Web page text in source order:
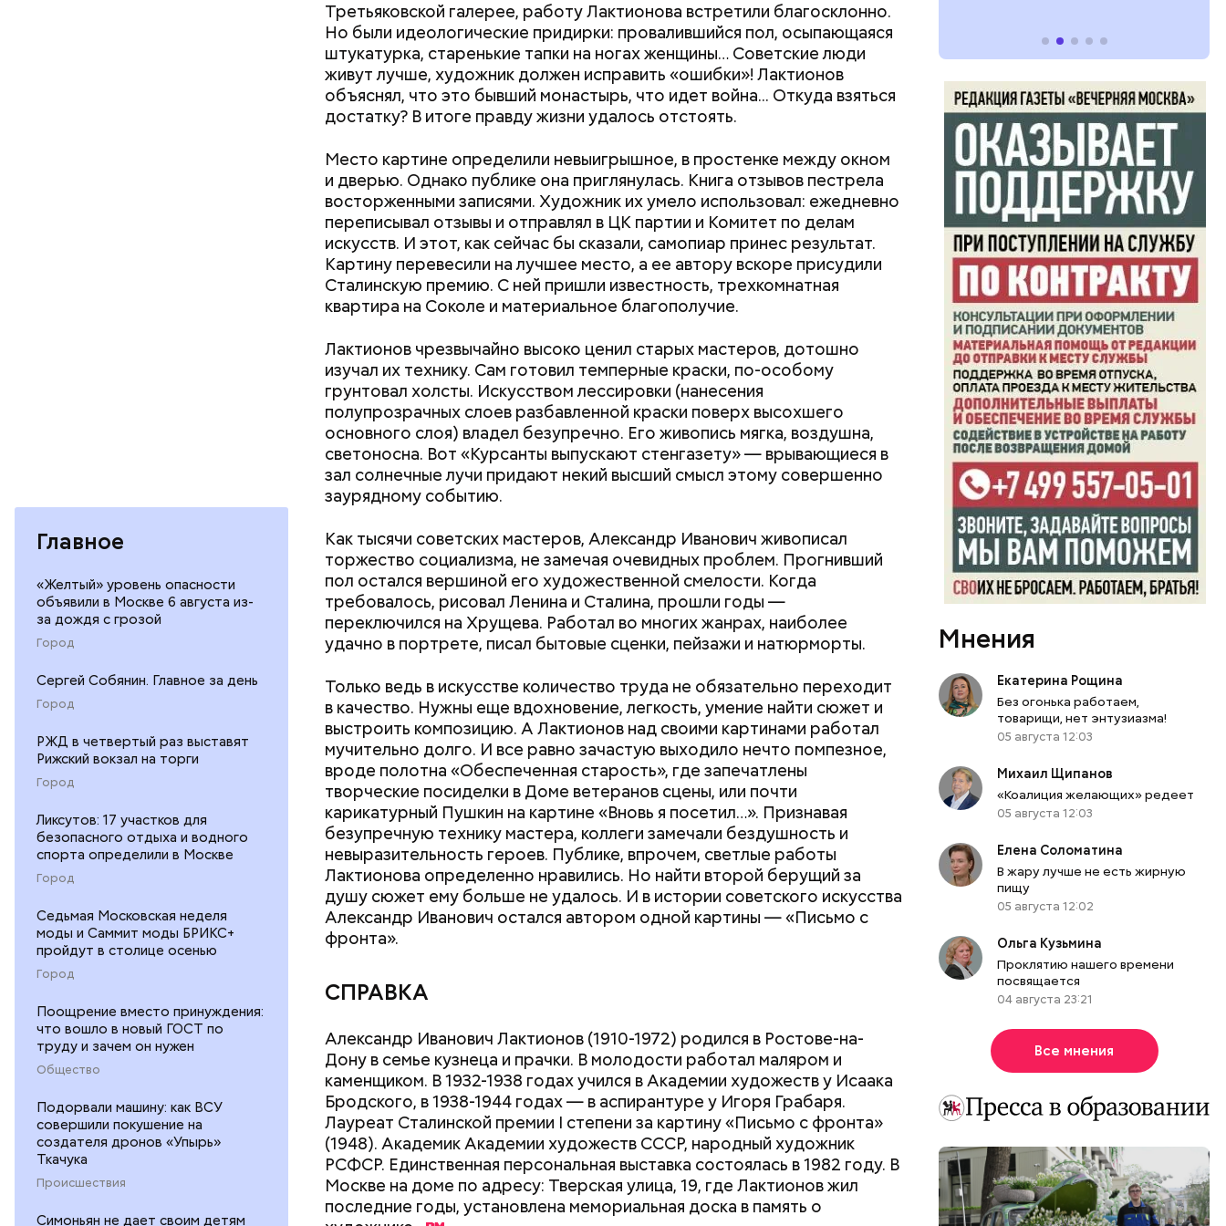
Главное
«Желтый» уровень опасности
объявили в Москве 6 августа из-
за дождя с грозой
Город
Сергей Собянин. Главное за день
Город
РЖД в четвертый раз выставят
Рижский вокзал на торги
Город
Ликсутов: 17 участков для
безопасного отдыха и водного
спорта определили в Москве
Город
Седьмая Московская неделя
моды и Саммит моды БРИКС+
пройдут в столице осенью
Город
Поощрение вместо принуждения:
что вошло в новый ГОСТ по
труду и зачем он нужен
Общество
Подорвали машину: как ВСУ
совершили покушение на
создателя дронов «Упырь»
Ткачука
Происшествия
Симоньян не дает своим детям
Третьяковской галерее, работу Лактионова встретили благосклонно.
Но были идеологические придирки: провалившийся пол, осыпающаяся
штукатурка, старенькие тапки на ногах женщины… Советские люди
живут лучше, художник должен исправить «ошибки»! Лактионов
объяснял, что это бывший монастырь, что идет война... Откуда взяться
достатку? В итоге правду жизни удалось отстоять.
Место картине определили невыигрышное, в простенке между окном
и дверью. Однако публике она приглянулась. Книга отзывов пестрела
восторженными записями. Художник их умело использовал: ежедневно
переписывал отзывы и отправлял в ЦК партии и Комитет по делам
искусств. И этот, как сейчас бы сказали, самопиар принес результат.
Картину перевесили на лучшее место, а ее автору вскоре присудили
Сталинскую премию. С ней пришли известность, трехкомнатная
квартира на Соколе и материальное благополучие.
Лактионов чрезвычайно высоко ценил старых мастеров, дотошно
изучал их технику. Сам готовил темперные краски, по-особому
грунтовал холсты. Искусством лессировки (нанесения
полупрозрачных слоев разбавленной краски поверх высохшего
основного слоя) владел безупречно. Его живопись мягка, воздушна,
светоносна. Вот «Курсанты выпускают стенгазету» — врывающиеся в
зал солнечные лучи придают некий высший смысл этому совершенно
заурядному событию.
Как тысячи советских мастеров, Александр Иванович живописал
торжество социализма, не замечая очевидных проблем. Прогнивший
пол остался вершиной его художественной смелости. Когда
требовалось, рисовал Ленина и Сталина, прошли годы —
переключился на Хрущева. Работал во многих жанрах, наиболее
удачно в портрете, писал бытовые сценки, пейзажи и натюрморты.
Только ведь в искусстве количество труда не обязательно переходит
в качество. Нужны еще вдохновение, легкость, умение найти сюжет и
выстроить композицию. А Лактионов над своими картинами работал
мучительно долго. И все равно зачастую выходило нечто помпезное,
вроде полотна «Обеспеченная старость», где запечатлены
творческие посиделки в Доме ветеранов сцены, или почти
карикатурный Пушкин на картине «Вновь я посетил…». Признавая
безупречную технику мастера, коллеги замечали бездушность и
невыразительность героев. Публике, впрочем, светлые работы
Лактионова определенно нравились. Но найти второй берущий за
душу сюжет ему больше не удалось. И в истории советского искусства
Александр Иванович остался автором одной картины — «Письмо с
фронта».
СПРАВКА
Александр Иванович Лактионов (1910-1972) родился в Ростове-на-
Дону в семье кузнеца и прачки. В молодости работал маляром и
каменщиком. В 1932-1938 годах учился в Академии художеств у Исаака
Бродского, в 1938-1944 годах — в аспирантуре у Игоря Грабаря.
Лауреат Сталинской премии I степени за картину «Письмо с фронта»
(1948). Академик Академии художеств СССР, народный художник
РСФСР. Единственная персональная выставка состоялась в 1982 году. В
Москве на доме по адресу: Тверская улица, 19, где Лактионов жил
последние годы, установлена мемориальная доска в память о
Международный день подкаблучника — это шутливый праздник,
призванный подчеркнуть, что гармония в отношениях важнее
обмениваются своими ролям, и мужчина выполняет «женскую» работу
(готовит, стирает и убирает), а женщина — «мужскую» (чинит технику,
забивает гвозди и так далее).
День грибного дождя
Однако диетолог предупредила: не для всех дыня может быть
лишним весом.
документы
Мнения
Екатерина Рощина
Без огонька работаем,
товарищи, нет энтузиазма!
05 августа 12:03
Михаил Щипанов
«Коалиция желающих» редеет
05 августа 12:03
Елена Соломатина
В жару лучше не есть жирную
пищу
05 августа 12:02
Ольга Кузьмина
Проклятию нашего времени
посвящается
04 августа 23:21
Все мнения